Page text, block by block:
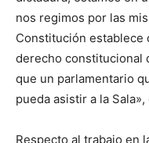
nos regimos por las
Constitución establece
derecho constitucional
que un parlamentario
pueda asistir a la
Respecto al trabajo en